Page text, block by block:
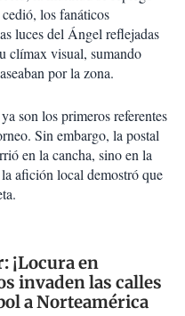
los fanáticos
luces del Ángel reflejadas
clímax visual, sumando
por la zona.
ya son los primeros referentes
Sin embargo, la postal
en la cancha, sino en la
afición local demostró que
¡Locura en
invaden las calles
a Norteamérica